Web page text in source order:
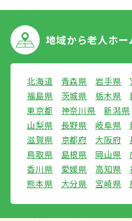
地域から老人ホー
北海道 青森県 岩手県
福島県
茨城県 栃木県
東京都
神奈川県 新潟県
山梨県
長野県 岐阜県
滋賀県
京都府 大阪府
鳥取県
島根県 岡山県
香川県
愛媛県 高知県
熊本県
大分県 宮崎県